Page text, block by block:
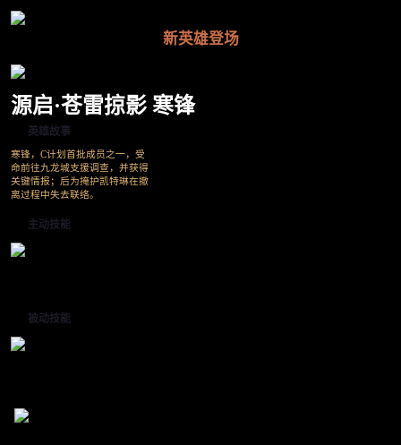
新英雄登场
源启·苍雷掠影 寒锋
英雄故事
寒锋，C计划首批成员之一，受
命前往九龙城支援调查，并获得
关键情报；后为掩护凯特琳在撤
离过程中失去联络。
主动技能
被动技能